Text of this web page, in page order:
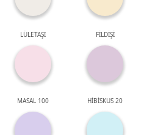
LÜLETAŞI FİLDİŞİ
MASAL 100 HİBİSKUS 20